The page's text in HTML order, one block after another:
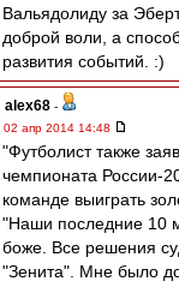
Вальядолиду за
доброй воли, а
развития событий. :)
alex68 -
02 апр 2014 14:48
"Футболист также
чемпионата России-
команде выиграть
"Наши последние 10
боже. Все решения
"Зенита". Мне было